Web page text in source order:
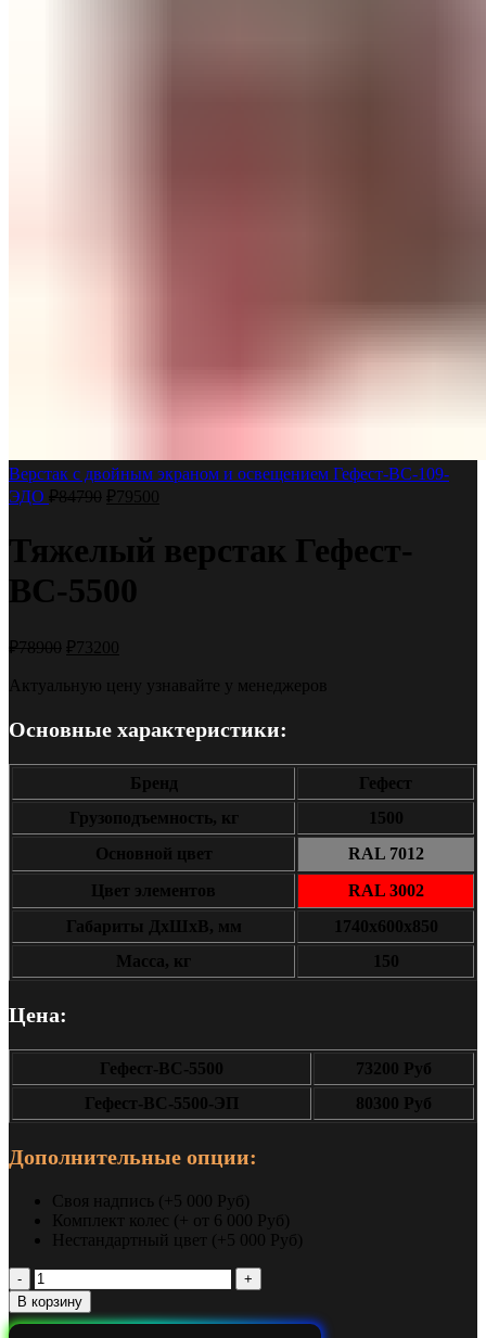
Верстак с двойным экраном и освещением Гефест-ВС-109-
ЭДО ₽84790 ₽79500
Тяжелый верстак Гефест-
ВС-5500
₽78900 ₽73200
Актуальную цену узнавайте у менеджеров
Основные характеристики:
Бренд
Гефест
Грузоподъемность, кг
1500
Основной цвет
RAL 7012
Цвет элементов
RAL 3002
Габариты ДxШxВ, мм
1740х600х850
Масса, кг
150
Цена:
Гефест-ВС-5500
73200 Руб
Гефест-ВС-5500-ЭП
80300 Руб
Дополнительные опции:
Своя надпись (+5 000 Руб)
Комплект колес (+ от 6 000 Руб)
Нестандартный цвет (+5 000 Руб)
Количество
Тяжелый
верстак
В корзину